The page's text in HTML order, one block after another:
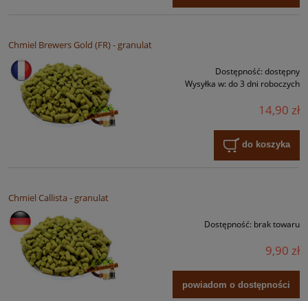
Chmiel Brewers Gold (FR) - granulat
Dostępność: dostępny
Wysyłka w: do 3 dni roboczych
14,90 zł
do koszyka
Chmiel Callista - granulat
Dostępność: brak towaru
9,90 zł
powiadom o dostępności